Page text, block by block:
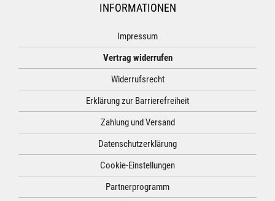
INFORMATIONEN
Impressum
Vertrag widerrufen
Widerrufsrecht
Erklärung zur Barrierefreiheit
Zahlung und Versand
Datenschutzerklärung
Cookie-Einstellungen
Partnerprogramm